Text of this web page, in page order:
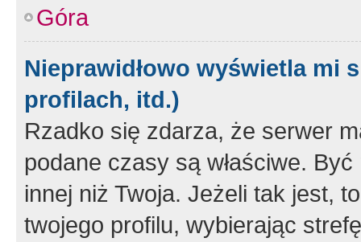
Góra
Nieprawidłowo wyświetla mi
profilach, itd.)
Rzadko się zdarza, że serwer
podane czasy są właściwe.
innej niż Twoja. Jeżeli tak jest,
twojego profilu, wybierając